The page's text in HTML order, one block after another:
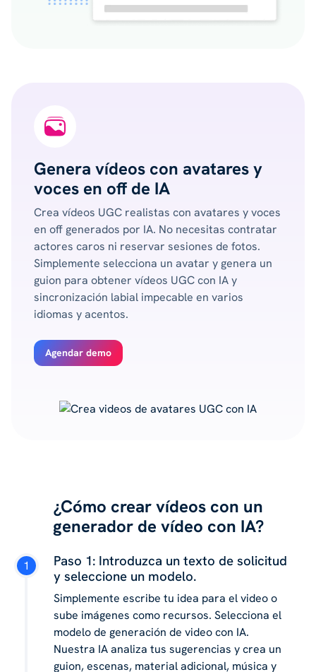
Genera vídeos con avatares y
voces en off de IA
Crea vídeos UGC realistas con avatares y voces
en off generados por IA. No necesitas contratar
actores caros ni reservar sesiones de fotos.
Simplemente selecciona un avatar y genera un
guion para obtener vídeos UGC con IA y
sincronización labial impecable en varios
idiomas y acentos.
Agendar demo
¿Cómo crear vídeos con un
generador de vídeo con IA?
Paso 1: Introduzca un texto de solicitud
y seleccione un modelo.
Simplemente escribe tu idea para el video o
sube imágenes como recursos. Selecciona el
modelo de generación de video con IA.
Nuestra IA analiza tus sugerencias y crea un
guion, escenas, material adicional, música y